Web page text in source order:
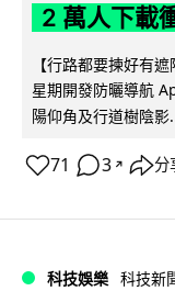
2 萬人下載
【行路都要揀好有
星期開發防曬導航
陽仰角及行道樹陰影
71 3 ↗ 分
科技娛樂 科技新